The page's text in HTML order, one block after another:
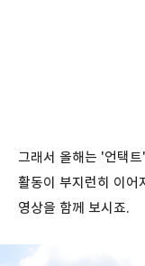
그래서 올해는 '언택
활동이 부지런히 이어
영상을 함께 보시죠.